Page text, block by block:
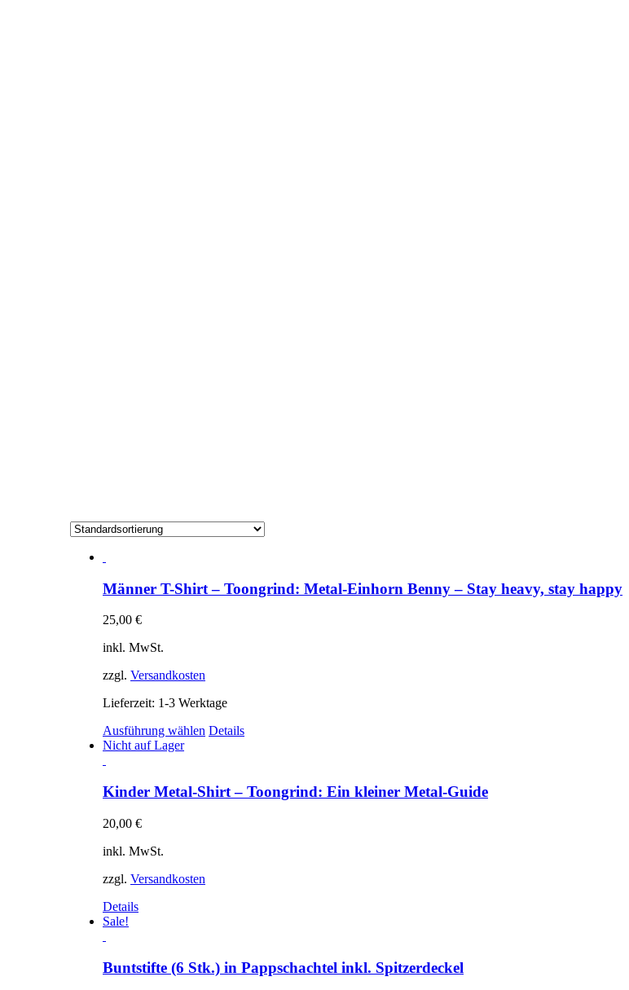
Männer T-Shirt – Toongrind: Metal-Einhorn Benny – Stay heavy, stay happy
25,00 €
inkl. MwSt.
zzgl. Versandkosten
Lieferzeit: 1-3 Werktage
Ausführung wählen Dieses
Varianten
auf.
Details
Nicht auf Lager
Kinder Metal-Shirt – Toongrind: Ein kleiner Metal-Guide
20,00 €
inkl. MwSt.
zzgl. Versandkosten
Details
Sale!
Buntstifte (6 Stk.) in Pappschachtel inkl. Spitzerdeckel